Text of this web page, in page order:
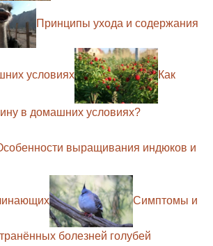
Принципы ухода и содержания
условиях Как
в домашних условиях?
выращивания индюков и
Симптомы и
болезней голубей